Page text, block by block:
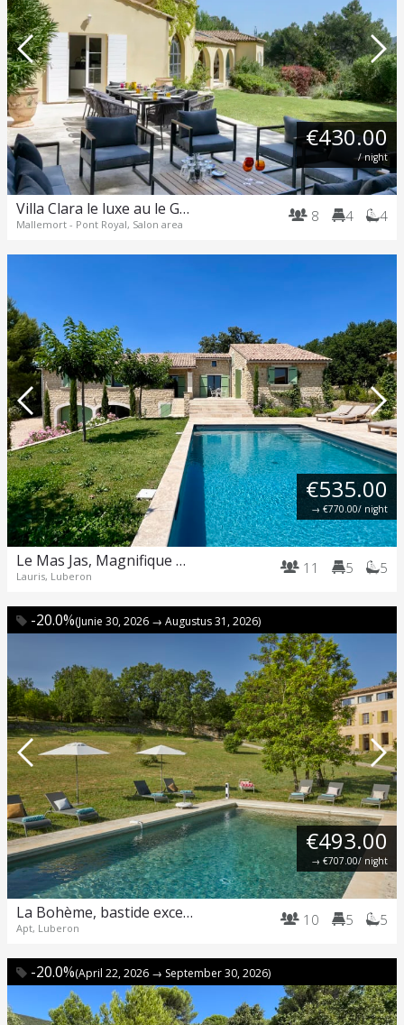
€430.00
/ night
Villa Clara le luxe au le Golf de Pont Royal !
Mallemort - Pont Royal, Salon area 8 4 4
€535.00
→ €770.00/ night
Le Mas Jas, Magnifique Mas Provençal rénové – Lauris
Lauris, Luberon 11 5 5
€493.00
→ €707.00/ night
-20.0%(Junie 30, 2026 → Augustus 31, 2026)
La Bohème, bastide exceptionnelle dans un parc immense.
Apt, Luberon 10 5 5
-20.0%(April 22, 2026 → September 30, 2026)